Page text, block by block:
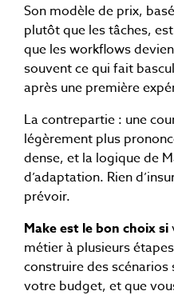
Son modèle de prix,
plutôt que les tâches,
que les workflows
souvent ce qui fait
après une première
La contrepartie : une
légèrement plus
dense, et la logique de
d’adaptation. Rien
prévoir.
Make est le bon choix si
métier à plusieurs
construire des
votre budget, et que